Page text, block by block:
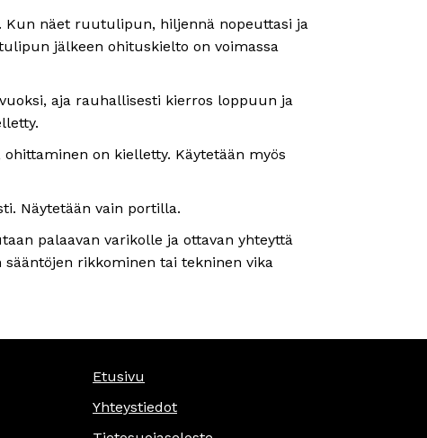
näet ruutulipun, hiljennä nopeuttasi ja
jälkeen ohituskielto on voimassa
aja rauhallisesti kierros loppuun ja
on kielletty. Käytetään myös
Näytetään vain portilla.
palaavan varikolle ja ottavan yhteyttä
rikkominen tai tekninen vika
Etusivu
Yhteystiedot